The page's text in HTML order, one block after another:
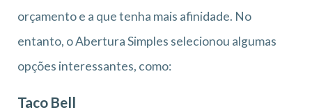
orçamento e a que tenha mais afinidade. No
entanto, o Abertura Simples selecionou algumas
opções interessantes, como:
Taco Bell